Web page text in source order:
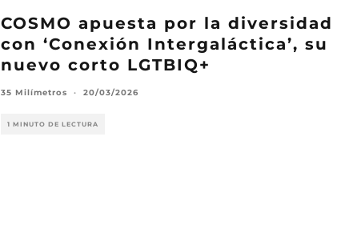
COSMO apuesta por la diversidad
con ‘Conexión Intergaláctica’, su
nuevo corto LGTBIQ+
35 Milímetros · 20/03/2026
1 MINUTO DE LECTURA